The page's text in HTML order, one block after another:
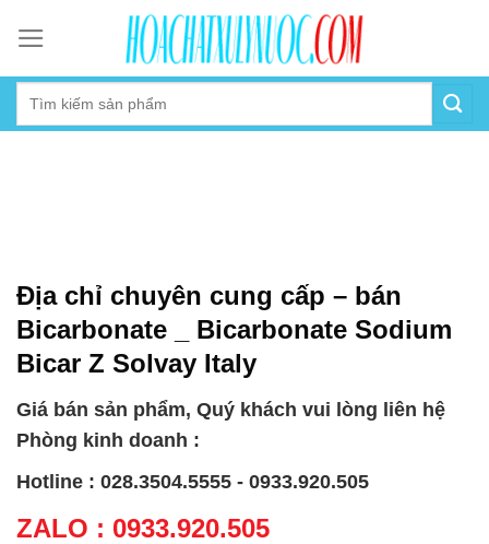
content
Địa chỉ chuyên cung cấp – bán
Bicarbonate _ Bicarbonate Sodium
Bicar Z Solvay Italy
Giá bán sản phẩm, Quý khách vui lòng liên hệ
Phòng kinh doanh :
Hotline : 028.3504.5555 - 0933.920.505
ZALO : 0933.920.505